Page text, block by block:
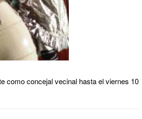
como concejal vecinal hasta el viernes 10